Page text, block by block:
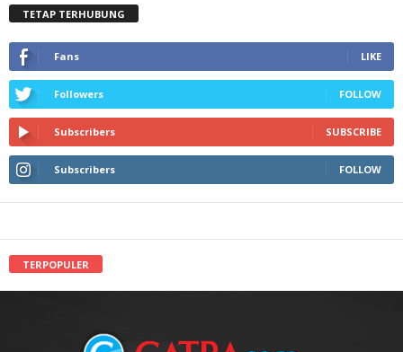
TETAP TERHUBUNG
Fans LIKE
Followers FOLLOW
Subscribers SUBSCRIBE
Subscribers FOLLOW